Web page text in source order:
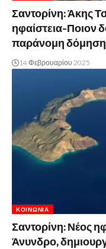
Σαντορίνη: Άκης
ηφαίστεια-Ποιον
παράνομη δόμηση
14 Φεβρουαρίου 2025
ΚΟΙΝΩΝΊΑ
Σαντορίνη: Νέος
Άνυνδρο,